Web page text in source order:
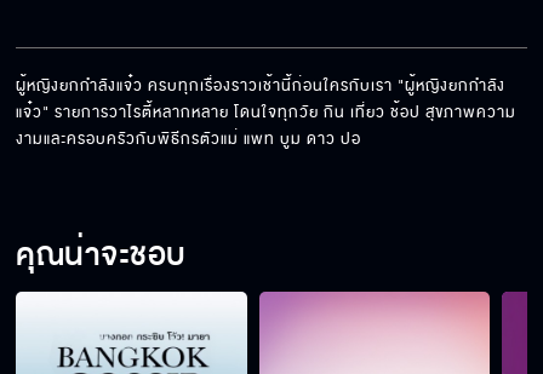
ผู้หญิงยกกำลังแจ๋ว ครบทุกเรื่องราวเช้านี้ก่อนใครกับเรา "ผู้หญิงยกกำลัง
แจ๋ว" รายการวาไรตี้หลากหลาย โดนใจทุกวัย กิน เที่ยว ช้อป สุขภาพความ
งามและครอบครัวกับพิธีกรตัวแม่ แพท บูม ดาว ปอ
คุณน่าจะชอบ